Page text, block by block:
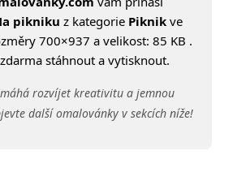
pikniku z kategorie Piknik ve
700×937 a velikost: 85 KB .
stáhnout a vytisknout.
rozvíjet kreativitu a jemnou
další omalovánky v sekcích níže!